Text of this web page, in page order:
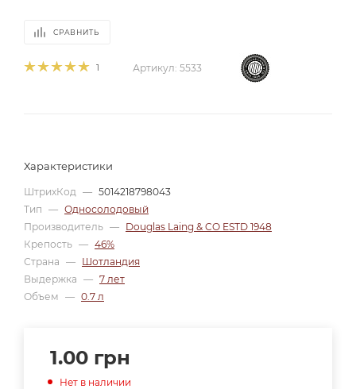
СРАВНИТЬ
1 Артикул: 5533
Характеристики
ШтрихКод — 5014218798043
Тип — Односолодовый
Производитель — Douglas Laing & CO ESTD 1948
Крепость — 46%
Страна — Шотландия
Выдержка — 7 лет
Объем — 0.7 л
1.00 грн
Нет в наличии